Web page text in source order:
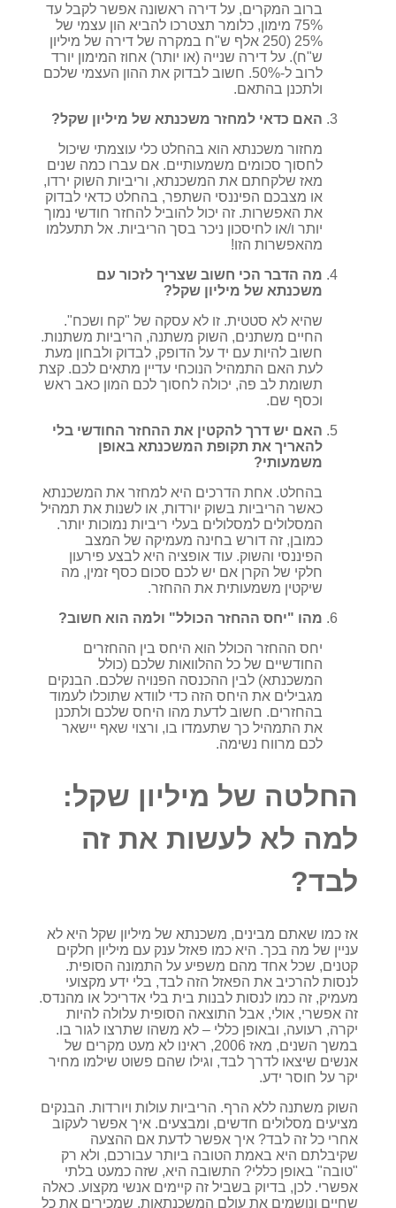
ברוב המקרים, על דירה ראשונה אפשר לקבל עד
75% מימון, כלומר תצטרכו להביא הון עצמי של
25% (250 אלף ש"ח במקרה של דירה של מיליון
ש"ח). על דירה שנייה (או יותר) אחוז המימון יורד
לרוב ל-50%. חשוב לבדוק את ההון העצמי שלכם
ולתכנן בהתאם.
האם כדאי למחזר משכנתא של מיליון שקל?
מחזור משכנתא הוא בהחלט כלי עוצמתי שיכול
לחסוך סכומים משמעותיים. אם עברו כמה שנים
מאז שלקחתם את המשכנתא, וריביות השוק ירדו,
או מצבכם הפיננסי השתפר, בהחלט כדאי לבדוק
את האפשרות. זה יכול להוביל להחזר חודשי נמוך
יותר ו/או לחיסכון ניכר בסך הריביות. אל תתעלמו
מהאפשרות הזו!
מה הדבר הכי חשוב שצריך לזכור עם
משכנתא של מיליון שקל?
שהיא לא סטטית. זו לא עסקה של "קח ושכח".
החיים משתנים, השוק משתנה, הריביות משתנות.
חשוב להיות עם יד על הדופק, לבדוק ולבחון מעת
לעת האם התמהיל הנוכחי עדיין מתאים לכם. קצת
תשומת לב פה, יכולה לחסוך לכם המון כאב ראש
וכסף שם.
האם יש דרך להקטין את ההחזר החודשי בלי
להאריך את תקופת המשכנתא באופן
משמעותי?
בהחלט. אחת הדרכים היא למחזר את המשכנתא
כאשר הריביות בשוק יורדות, או לשנות את תמהיל
המסלולים למסלולים בעלי ריביות נמוכות יותר.
כמובן, זה דורש בחינה מעמיקה של המצב
הפיננסי והשוק. עוד אופציה היא לבצע פירעון
חלקי של הקרן אם יש לכם סכום כסף זמין, מה
שיקטין משמעותית את ההחזר.
מהו "יחס ההחזר הכולל" ולמה הוא חשוב?
יחס ההחזר הכולל הוא היחס בין ההחזרים
החודשיים של כל ההלוואות שלכם (כולל
המשכנתא) לבין ההכנסה הפנויה שלכם. הבנקים
מגבילים את היחס הזה כדי לוודא שתוכלו לעמוד
בהחזרים. חשוב לדעת מהו היחס שלכם ולתכנן
את התמהיל כך שתעמדו בו, ורצוי שאף יישאר
לכם מרווח נשימה.
החלטה של מיליון שקל:
למה לא לעשות את זה
לבד?
אז כמו שאתם מבינים, משכנתא של מיליון שקל היא לא
עניין של מה בכך. היא כמו פאזל ענק עם מיליון חלקים
קטנים, שכל אחד מהם משפיע על התמונה הסופית.
לנסות להרכיב את הפאזל הזה לבד, בלי ידע מקצועי
מעמיק, זה כמו לנסות לבנות בית בלי אדריכל או מהנדס.
זה אפשרי, אולי, אבל התוצאה הסופית עלולה להיות
יקרה, רעועה, ובאופן כללי – לא משהו שתרצו לגור בו.
במשך השנים, מאז 2006, ראינו לא מעט מקרים של
אנשים שיצאו לדרך לבד, וגילו שהם פשוט שילמו מחיר
יקר על חוסר ידע.
השוק משתנה ללא הרף. הריביות עולות ויורדות. הבנקים
מציעים מסלולים חדשים, ומבצעים. איך אפשר לעקוב
אחרי כל זה לבד? איך אפשר לדעת אם ההצעה
שקיבלתם היא באמת הטובה ביותר עבורכם, ולא רק
"טובה" באופן כללי? התשובה היא, שזה כמעט בלתי
אפשרי. לכן, בדיוק בשביל זה קיימים אנשי מקצוע. כאלה
שחיים ונושמים את עולם המשכנתאות. שמכירים את כל